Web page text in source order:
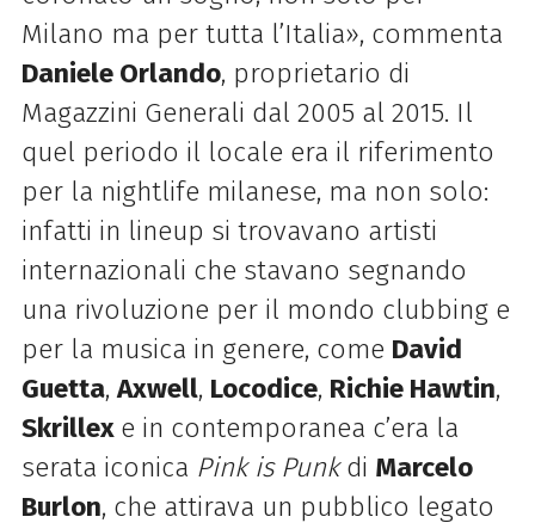
Milano ma per tutta l’Italia», commenta
Daniele Orlando, proprietario di
Magazzini Generali dal 2005 al 2015. Il
quel periodo il locale era il riferimento
per la nightlife milanese, ma non solo:
infatti in lineup si trovavano artisti
internazionali che stavano segnando
una rivoluzione per il mondo clubbing e
per la musica in genere, come David
Guetta,Axwell, Locodice, Richie Hawtin,
Skrillex e in contemporanea c’era la
serata iconica Pink is Punkdi Marcelo
Burlon, che attirava un pubblico legato